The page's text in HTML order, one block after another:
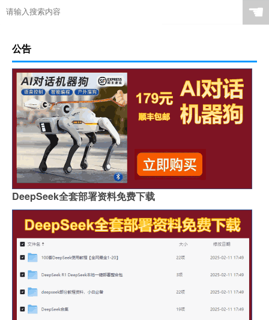
☚
公告
DeepSeek全套部署资料免费下载